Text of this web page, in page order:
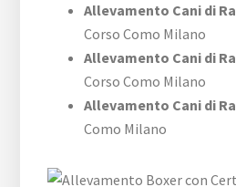
Allevamento Cani di
Corso Como Milano
Allevamento Cani di
Corso Como Milano
Allevamento Cani di
Como Milano